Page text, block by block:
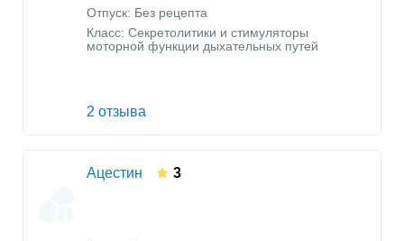
Отпуск: Без рецепта
Класс: Секретолитики и стимуляторы
моторной функции дыхательных путей
2 отзыва
Ацестин 3